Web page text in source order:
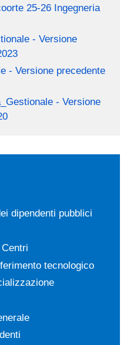
25-26 Ingegneria
- Versione
- Versione precedente
- Versione
dipendenti pubblici
tecnologico